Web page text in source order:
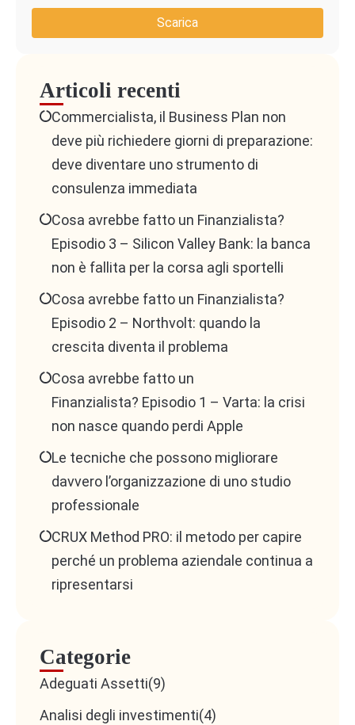
Scarica
Articoli recenti
Commercialista, il Business Plan non
deve più richiedere giorni di preparazione:
deve diventare uno strumento di
consulenza immediata
Cosa avrebbe fatto un Finanzialista?
Episodio 3 – Silicon Valley Bank: la banca
non è fallita per la corsa agli sportelli
Cosa avrebbe fatto un Finanzialista?
Episodio 2 – Northvolt: quando la
crescita diventa il problema
Cosa avrebbe fatto un
Finanzialista? Episodio 1 – Varta: la crisi
non nasce quando perdi Apple
Le tecniche che possono migliorare
davvero l’organizzazione di uno studio
professionale
CRUX Method PRO: il metodo per capire
perché un problema aziendale continua a
ripresentarsi
Categorie
Adeguati Assetti(9)
Analisi degli investimenti(4)